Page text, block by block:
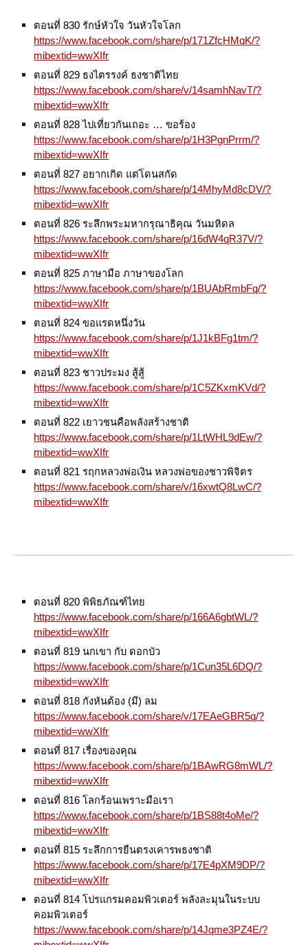
ตอนที่ 830 รักษ์หัวใจ วันหัวใจโลก
https://www.facebook.com/share/p/171ZfcHMqK/?
mibextid=wwXIfr
ตอนที่ 829 ธงไตรรงค์ ธงชาติไทย
https://www.facebook.com/share/v/14samhNavT/?
mibextid=wwXIfr
ตอนที่ 828 ไปเที่ยวกันเถอะ … ขอร้อง
https://www.facebook.com/share/p/1H3PgnPrrm/?
mibextid=wwXIfr
ตอนที่ 827 อยากเกิด แต่โดนสกัด
https://www.facebook.com/share/p/14MhyMd8cDV/?
mibextid=wwXIfr
ตอนที่ 826 ระลึกพระมหากรุณาธิคุณ วันมหิดล
https://www.facebook.com/share/p/16dW4qR37V/?
mibextid=wwXIfr
ตอนที่ 825 ภาษามือ ภาษาของโลก
https://www.facebook.com/share/p/1BUAbRmbFq/?
mibextid=wwXIfr
ตอนที่ 824 ขอแรดหนึ่งวัน
https://www.facebook.com/share/p/1J1kBFg1tm/?
mibextid=wwXIfr
ตอนที่ 823 ชาวประมง สู้สู้
https://www.facebook.com/share/p/1C5ZKxmKVd/?
mibextid=wwXIfr
ตอนที่ 822 เยาวชนคือพลังสร้างชาติ
https://www.facebook.com/share/p/1LtWHL9dEw/?
mibextid=wwXIfr
ตอนที่ 821 รฤกหลวงพ่อเงิน หลวงพ่อของชาวพิจิตร
https://www.facebook.com/share/v/16xwtQ8LwC/?
mibextid=wwXIfr
ตอนที่ 820 พิพิธภัณฑ์ไทย
https://www.facebook.com/share/p/166A6gbtWL/?
mibextid=wwXIfr
ตอนที่ 819 นกเขา กับ ดอกบัว
https://www.facebook.com/share/p/1Cun35L6DQ/?
mibextid=wwXIfr
ตอนที่ 818 กังหันต้อง (มี) ลม
https://www.facebook.com/share/v/17EAeGBR5q/?
mibextid=wwXIfr
ตอนที่ 817 เรื่องของคุณ
https://www.facebook.com/share/p/1BAwRG8mWL/?
mibextid=wwXIfr
ตอนที่ 816 โลกร้อนเพราะมือเรา
https://www.facebook.com/share/p/1BS88t4oMe/?
mibextid=wwXIfr
ตอนที่ 815 ระลึกการยืนตรงเคารพธงชาติ
https://www.facebook.com/share/p/17E4pXM9DP/?
mibextid=wwXIfr
ตอนที่ 814 โปรแกรมคอมพิวเตอร์ พลังละมุนในระบบ
คอมพิวเตอร์
https://www.facebook.com/share/p/14Jqme3PZ4E/?